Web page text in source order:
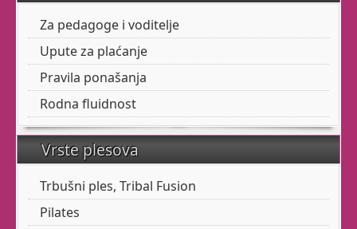
niski, u prolazu, stranac
Dođite:srijedom17:30-
19:00
Za pedagoge i voditelje
Upute za plaćanje
Pravila ponašanja
Rodna fluidnost
Vrste plesova
Trbušni ples, Tribal Fusion
Pilates